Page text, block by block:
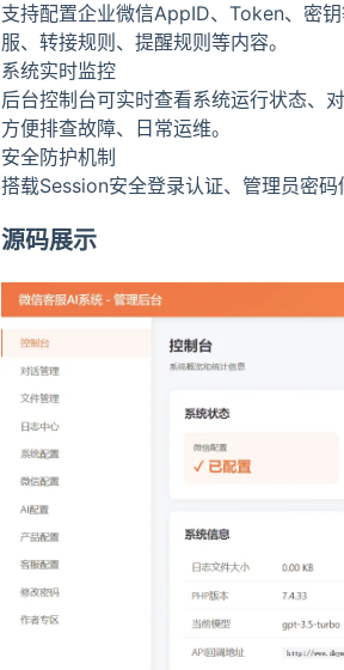
支持配置企业微信AppID、Token、密
服、转接规则、提醒规则等内容。
系统实时监控
后台控制台可实时查看系统运行状态、
方便排查故障、日常运维。
安全防护机制
搭载Session安全登录认证、管理员密码
源码展示